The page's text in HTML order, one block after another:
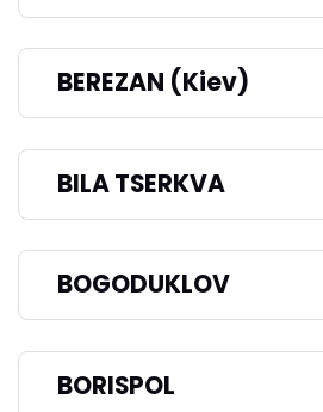
BEREZAN (Kiev)
BILA TSERKVA
BOGODUKLOV
BORISPOL